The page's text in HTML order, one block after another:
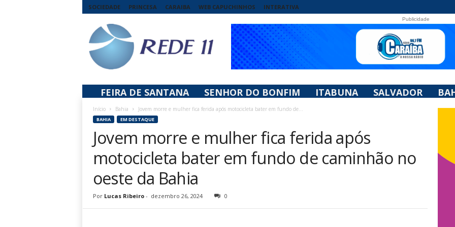
SOCIEDADE PRINCESA CARAIBA WEB CAPUCHINHOS INTERATIVA
Publicidade
FEIRA DE SANTANA SENHOR DO BONFIM ITABUNA SALVADOR
Início Bahia Jovem morre e mulher fica ferida após motocicleta bater em fundo de...
BAHIA EM DESTAQUE
Jovem morre e mulher fica ferida após
motocicleta bater em fundo de caminhão no
oeste da Bahia
Por Lucas Ribeiro- dezembro 26, 2024 0